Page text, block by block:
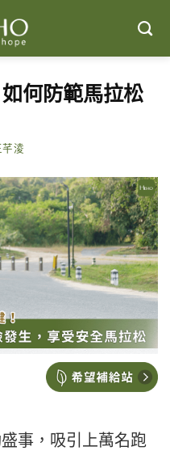
何防範馬拉松
芊淩
事，吸引上萬名跑